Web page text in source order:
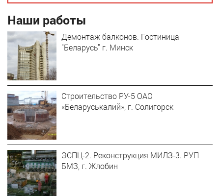
Наши работы
Демонтаж балконов. Гостиница
"Беларусь" г. Минск
Строительство РУ-5 ОАО
«Беларуськалий», г. Солигорск
ЭСПЦ-2. Реконструкция МИЛЗ-3. РУП
БМЗ, г. Жлобин